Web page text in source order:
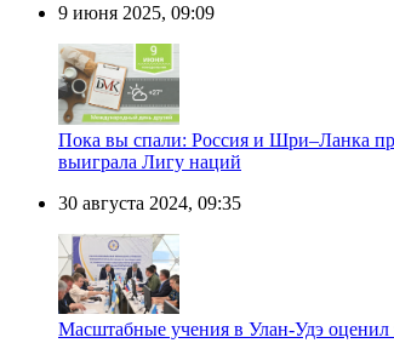
9 июня 2025, 09:09
Пока вы спали: Россия и Шри–Ланка
выиграла Лигу наций
30 августа 2024, 09:35
Масштабные учения в Улан-Удэ оценил